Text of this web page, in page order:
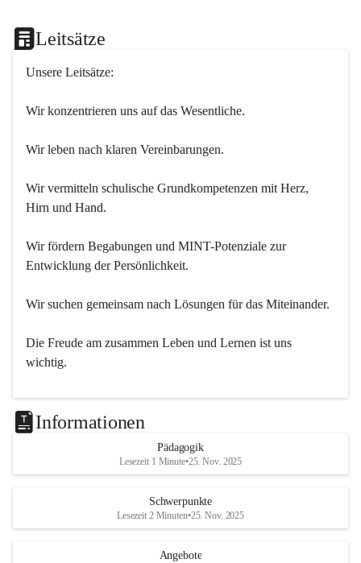
Leitsätze
Unsere Leitsätze:
Wir konzentrieren uns auf das Wesentliche.
Wir leben nach klaren Vereinbarungen.
Wir vermitteln schulische Grundkompetenzen mit Herz,
Hirn und Hand.
Wir fördern Begabungen und MINT-Potenziale zur
Entwicklung der Persönlichkeit.
Wir suchen gemeinsam nach Lösungen für das Miteinander.
Die Freude am zusammen Leben und Lernen ist uns
wichtig.
Informationen
Pädagogik
Lesezeit 1 Minute•25. Nov. 2025
Schwerpunkte
Lesezeit 2 Minuten•25. Nov. 2025
Angebote